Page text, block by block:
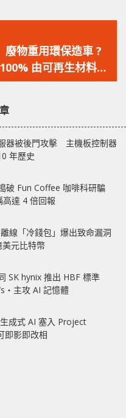
一
篇
文
廢物重用環保造車 ?
100% 由可再生材料製
造的 BMW i Vision
器被後門攻擊 主機板控制器
年歷史
破 Fun Coffee 咖啡科研騙
達 4 倍回報
線「冷錢包」爆出致命漏洞
元比特幣
SK hynix 推出 HBF 標準
主攻 AI 記憶體
成式 AI 塞入 Project
影即改相